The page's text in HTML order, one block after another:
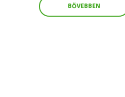
BŐVEBBEN